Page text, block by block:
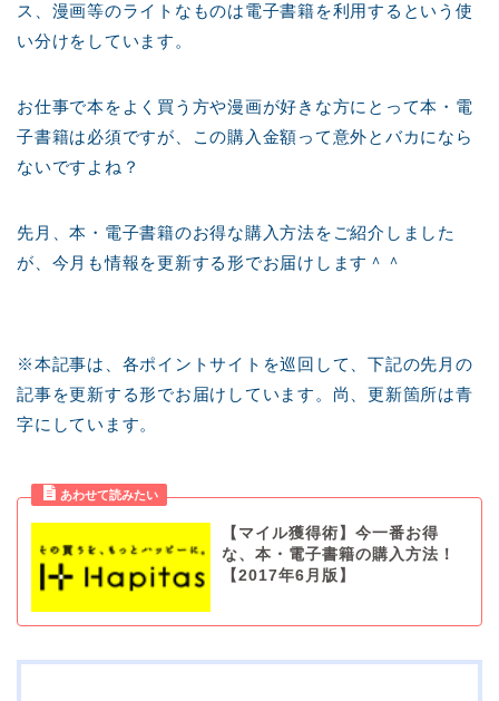
ス、漫画等のライトなものは電子書籍を利用するという使
い分けをしています。
お仕事で本をよく買う方や漫画が好きな方にとって本・電
子書籍は必須ですが、この購入金額って意外とバカになら
ないですよね？
先月、本・電子書籍のお得な購入方法をご紹介しました
が、今月も情報を更新する形でお届けします＾＾
※本記事は、各ポイントサイトを巡回して、下記の先月の
記事を更新する形でお届けしています。尚、更新箇所は青
字にしています。
【マイル獲得術】今一番お得
な、本・電子書籍の購入方法！
【2017年6月版】